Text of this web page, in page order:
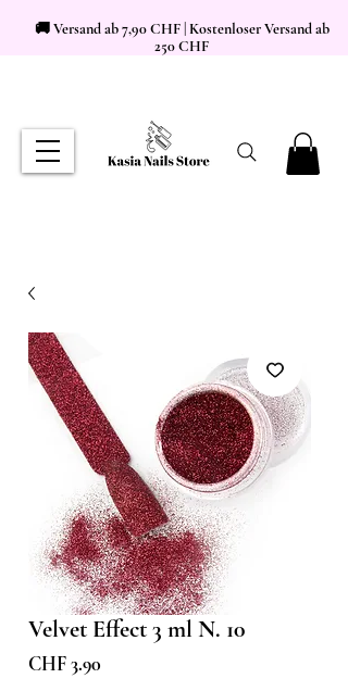
🚚 Versand ab 7,90 CHF | Kostenloser Versand ab
250 CHF
Velvet Effect 3 ml N. 10
CHF 3.90